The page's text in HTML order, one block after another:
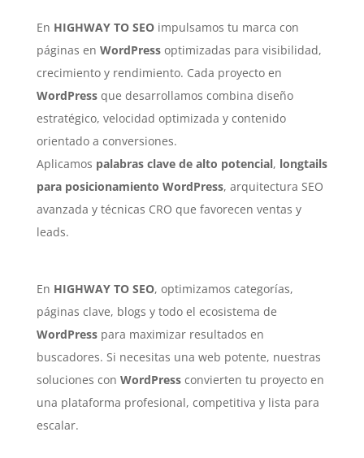
En HIGHWAY TO SEOimpulsamos tu marca con
páginas en WordPressoptimizadas para visibilidad,
crecimiento y rendimiento. Cada proyecto en
WordPressque desarrollamos combina diseño
estratégico, velocidad optimizada y contenido
orientado a conversiones.
Aplicamos palabras clave de alto potencial, longtails
para posicionamiento WordPress, arquitectura SEO
avanzada y técnicas CRO que favorecen ventas y
leads.
En HIGHWAY TO SEO, optimizamos categorías,
páginas clave, blogs y todo el ecosistema de
WordPresspara maximizar resultados en
buscadores. Si necesitas una web potente, nuestras
soluciones con WordPressconvierten tu proyecto en
una plataforma profesional, competitiva y lista para
escalar.